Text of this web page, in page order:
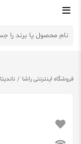
فروشگاه اینترنتی راشا ناندیتا